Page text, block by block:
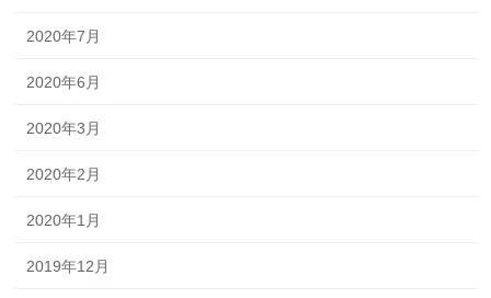
2020年7月
2020年6月
2020年3月
2020年2月
2020年1月
2019年12月